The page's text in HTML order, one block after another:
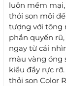
luôn mềm
thỏi son môi
tượng với tông
phần quyến
ngay từ cái
màu vàng óng
kiều đầy rực
thỏi son Color